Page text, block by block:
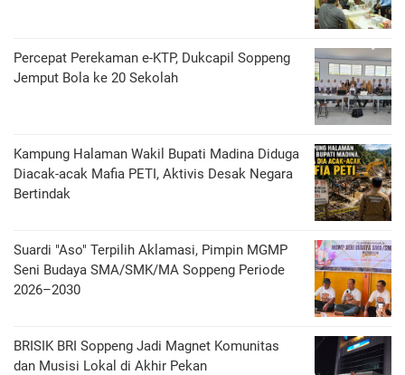
Percepat Perekaman e-KTP, Dukcapil Soppeng
Jemput Bola ke 20 Sekolah
Kampung Halaman Wakil Bupati Madina Diduga
Diacak-acak Mafia PETI, Aktivis Desak Negara
Bertindak
Suardi "Aso" Terpilih Aklamasi, Pimpin MGMP
Seni Budaya SMA/SMK/MA Soppeng Periode
2026–2030
BRISIK BRI Soppeng Jadi Magnet Komunitas
dan Musisi Lokal di Akhir Pekan